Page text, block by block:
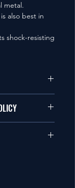
metal.
also best in
shock-resisting
ジオコント
10 sizes of
ないかぎり
は入金確認